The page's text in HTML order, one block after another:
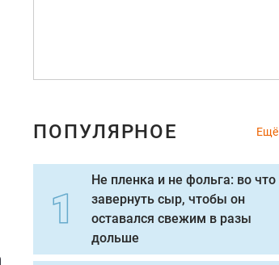
ПОПУЛЯРНОЕ Ещё
Не пленка и не фольга: во что
завернуть сыр, чтобы он
оставался свежим в разы
дольше